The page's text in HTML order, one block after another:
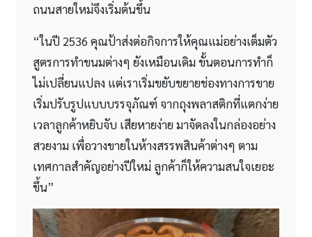
ถนนสายใหม่จึงเริ่มต้นขึ้น
“ในปี 2536 คุณป้าส่งต่อกิจการให้คุณแม่อย่างเต็มตัว
สูตรการทำขนมต่างๆ ยังเหมือนเดิม ขั้นตอนการทำก็
ไม่เปลี่ยนแปลง แต่เราเริ่มขยับขยายช่องทางการขาย
เริ่มปรับรูปแบบบรรจุภัณฑ์ จากถุงพลาสติกที่แตกง่าย
เวลาลูกค้าหยิบจับ เสียหายง่าย มาจัดลงในกล่องอย่าง
สวยงาม เพื่อวางขายในห้างสรรพสินค้าต่างๆ ตาม
เทศกาลสำคัญอย่างปีใหม่ ลูกค้าก็ให้ความสนใจเยอะ
ขึ้น”